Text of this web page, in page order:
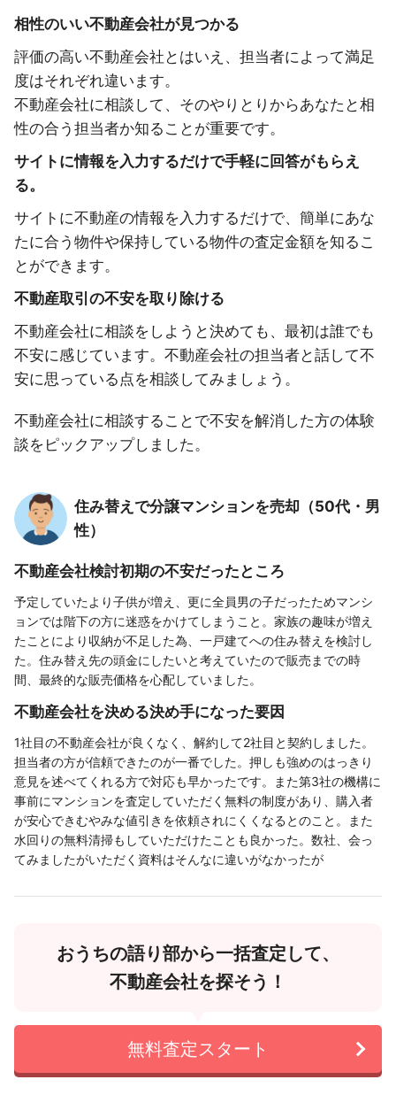
相性のいい不動産会社が見つかる
評価の高い不動産会社とはいえ、担当者によって満足
度はそれぞれ違います。
不動産会社に相談して、そのやりとりからあなたと相
性の合う担当者か知ることが重要です。
サイトに情報を入力するだけで手軽に回答がもらえ
る。
サイトに不動産の情報を入力するだけで、簡単にあな
たに合う物件や保持している物件の査定金額を知るこ
とができます。
不動産取引の不安を取り除ける
不動産会社に相談をしようと決めても、最初は誰でも
不安に感じています。不動産会社の担当者と話して不
安に思っている点を相談してみましょう。
不動産会社に相談することで不安を解消した方の体験
談をピックアップしました。
住み替えで分譲マンションを売却（50代・男
性）
不動産会社検討初期の不安だったところ
予定していたより子供が増え、更に全員男の子だったためマンシ
ョンでは階下の方に迷惑をかけてしまうこと。家族の趣味が増え
たことにより収納が不足した為、一戸建てへの住み替えを検討し
た。住み替え先の頭金にしたいと考えていたので販売までの時
間、最終的な販売価格を心配していました。
不動産会社を決める決め手になった要因
1社目の不動産会社が良くなく、解約して2社目と契約しました。
担当者の方が信頼できたのが一番でした。押しも強めのはっきり
意見を述べてくれる方で対応も早かったです。また第3社の機構に
事前にマンションを査定していただく無料の制度があり、購入者
が安心できむやみな値引きを依頼されにくくなるとのこと。また
水回りの無料清掃もしていただけたことも良かった。数社、会っ
てみましたがいただく資料はそんなに違いがなかったが
おうちの語り部から一括査定して、
不動産会社を探そう！
無料査定スタート